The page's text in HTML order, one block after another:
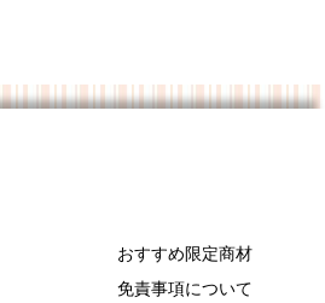
おすすめ限定商材
免責事項について